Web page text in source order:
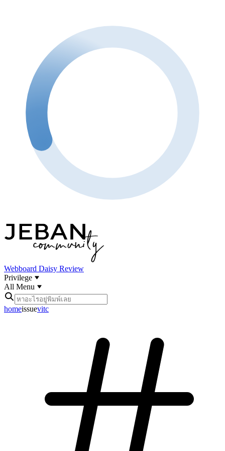
Webboard Daisy Review
Privilege
All Menu
homeissuevitc